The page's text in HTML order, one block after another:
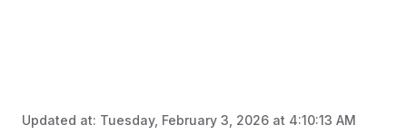
Updated at: Tuesday, February 3, 2026 at 4:10:13 AM